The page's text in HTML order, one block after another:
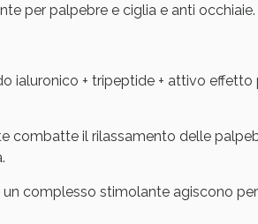
per palpebre e ciglia e anti occhiaie.
ialuronico + tripeptide + attivo
combatte il rilassamento delle
complesso stimolante agiscono
Sconto fino al 55%